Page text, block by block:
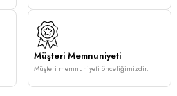
Müşteri Memnuniyeti
Müşteri memnuniyeti önceliğimizdir.